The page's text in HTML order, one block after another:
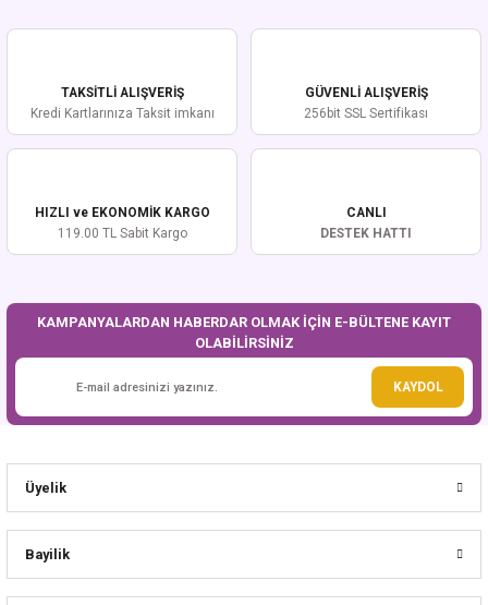
TAKSİTLİ ALIŞVERİŞ
Kredi Kartlarınıza Taksit imkanı
GÜVENLİ ALIŞVERİŞ
256bit SSL Sertifikası
HIZLI ve EKONOMİK KARGO
119.00 TL Sabit Kargo
CANLI
DESTEK HATTI
KAMPANYALARDAN HABERDAR OLMAK İÇİN E-BÜLTENE KAYIT
OLABİLİRSİNİZ
KAYDOL
Üyelik
Bayilik